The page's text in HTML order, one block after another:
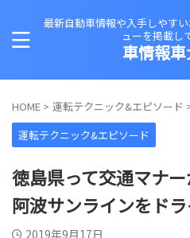
最新自動車情報や入手しやす
ューを掲載し
車情報
HOME > 運転テクニック&エピソード
運転テクニック&エピソード
徳島県って交通マナ
阿波サンラインをド
2019年9月17日